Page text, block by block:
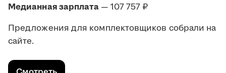
Медианная зарплата — 107 757 ₽
Предложения для комплектовщиков собрали на
сайте.